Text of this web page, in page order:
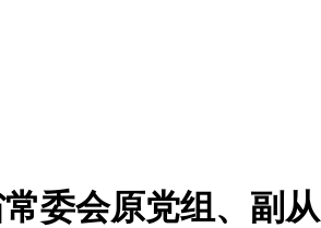
委会原党组、副从